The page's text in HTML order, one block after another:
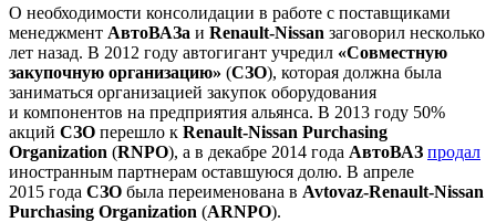
О необходимости консолидации в работе с поставщиками
менеджмент АвтоВАЗа и Renault-Nissan заговорил несколько
лет назад. В 2012 году автогигант учредил «Совместную
закупочную организацию» (СЗО), которая должна была
заниматься организацией закупок оборудования
и компонентов на предприятия альянса. В 2013 году 50%
акций СЗО перешло к Renault-Nissan Purchasing
Organization (RNPO), а в декабре 2014 года АвтоВАЗ продал
иностранным партнерам оставшуюся долю. В апреле
2015 года СЗО была переименована в Avtovaz-Renault-Nissan
Purchasing Organization (ARNPO).